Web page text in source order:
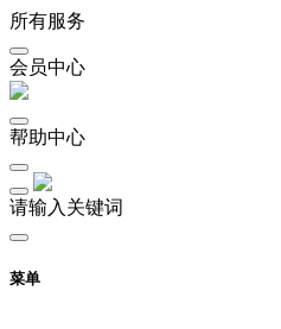
所有服务
会员中心
帮助中心
请输入关键词
菜单